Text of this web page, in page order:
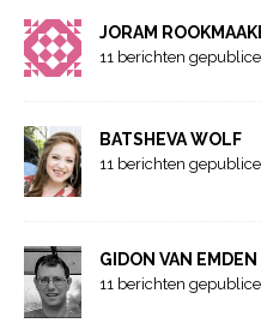
JORAM
11 berichten
BATSHEVA WOLF
11 berichten
GIDON VAN EMDEN
11 berichten